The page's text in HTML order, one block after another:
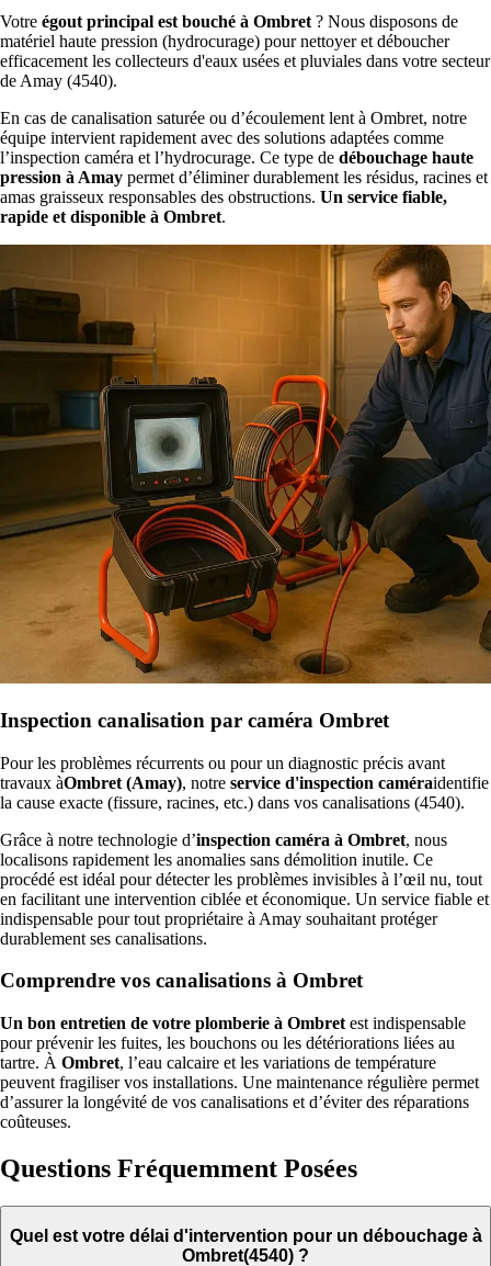
Votre égout principal est bouché à Ombret ? Nous disposons de
matériel haute pression (hydrocurage) pour nettoyer et déboucher
efficacement les collecteurs d'eaux usées et pluviales dans votre secteur
de Amay (4540).
En cas de canalisation saturée ou d’écoulement lent à Ombret, notre
équipe intervient rapidement avec des solutions adaptées comme
l’inspection caméra et l’hydrocurage. Ce type de débouchage haute
pression à Amay permet d’éliminer durablement les résidus, racines et
amas graisseux responsables des obstructions. Un service fiable,
rapide et disponible à Ombret.
Inspection canalisation par caméra Ombret
Pour les problèmes récurrents ou pour un diagnostic précis avant
travaux àOmbret (Amay), notre service d'inspection caméraidentifie
la cause exacte (fissure, racines, etc.) dans vos canalisations (4540).
Grâce à notre technologie d’inspection caméra à Ombret, nous
localisons rapidement les anomalies sans démolition inutile. Ce
procédé est idéal pour détecter les problèmes invisibles à l’œil nu, tout
en facilitant une intervention ciblée et économique. Un service fiable et
indispensable pour tout propriétaire à Amay souhaitant protéger
durablement ses canalisations.
Comprendre vos canalisations à Ombret
Un bon entretien de votre plomberie à Ombret est indispensable
pour prévenir les fuites, les bouchons ou les détériorations liées au
tartre. À Ombret, l’eau calcaire et les variations de température
peuvent fragiliser vos installations. Une maintenance régulière permet
d’assurer la longévité de vos canalisations et d’éviter des réparations
coûteuses.
Questions Fréquemment Posées
Quel est votre délai d'intervention pour un débouchage à
Ombret(4540) ?